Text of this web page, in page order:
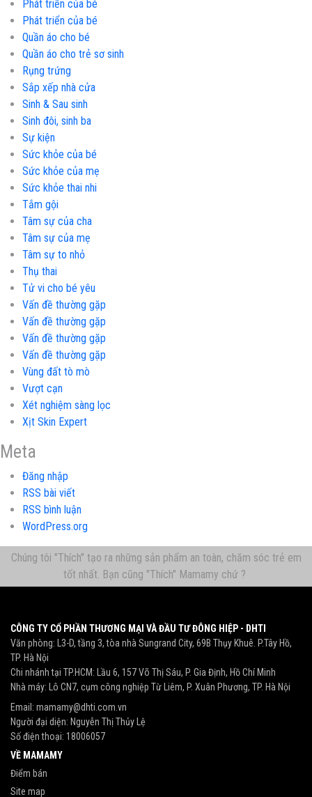
Phát triển của bé
Phát triển của bé
Quần áo cho bé
Quần áo cho trẻ sơ sinh
Rụng trứng
Sắp xếp nhà cửa
Sinh & Sau sinh
Sinh đôi, sinh ba
Sự kiện
Sức khỏe của bé
Sức khỏe của mẹ
Sức khỏe thai nhi
Tắm gội
Tâm sự của cha
Tâm sự của mẹ
Tâm sự to nhỏ
Thụ thai
Tử vi cho bé yêu
Vấn đề thường gặp
Vấn đề thường gặp
Vấn đề thường gặp
Vấn đề thường gặp
Vùng đất tò mò
Vượt cạn
Xét nghiệm sàng lọc
Xịt Skin Expert
Meta
Đăng nhập
RSS bài viết
RSS bình luận
WordPress.org
Chúng tôi "Thích" tạo ra những sản phẩm an toàn, chăm sóc trẻ em
tốt nhất. Bạn cũng "Thích" Mamamy chứ ?
CÔNG TY CỔ PHẦN THƯƠNG MẠI VÀ ĐẦU TƯ ĐÔNG HIỆP - DHTI
Văn phòng: L3-D, tầng 3, tòa nhà Sungrand City, 69B Thụy Khuê. P.Tây Hồ,
TP. Hà Nội
Chi nhánh tại TP.HCM: Lầu 6, 157 Võ Thị Sáu, P. Gia Định, Hồ Chí Minh
Nhà máy: Lô CN7, cụm công nghiệp Từ Liêm, P. Xuân Phương, TP. Hà Nội
Email: mamamy@dhti.com.vn
Người đại diện: Nguyễn Thị Thủy Lệ
Số điện thoại: 18006057
VỀ MAMAMY
Điểm bán
Site map